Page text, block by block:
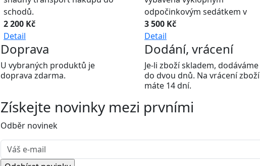
schodů.
2 200 Kč
Detail
odpočinkovým sedátkem v
3 500 Kč
Detail
Doprava
U vybraných produktů je
doprava zdarma.
Dodání, vrácení
Je-li zboží skladem, dodáváme
do dvou dnů. Na vrácení zboží
máte 14 dní.
Získejte novinky mezi prvními
Odběr novinek